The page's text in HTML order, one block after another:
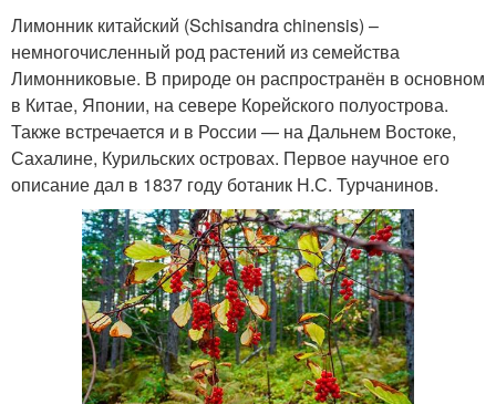
Лимонник китайский (Schisandra chinensis) –
немногочисленный род растений из семейства
Лимонниковые. В природе он распространён в основном
в Китае, Японии, на севере Корейского полуострова.
Также встречается и в России — на Дальнем Востоке,
Сахалине, Курильских островах. Первое научное его
описание дал в 1837 году ботаник Н.С. Турчанинов.